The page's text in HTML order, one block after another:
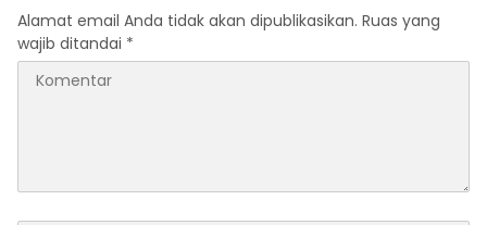
Alamat email Anda tidak akan dipublikasikan. Ruas yang
wajib ditandai *